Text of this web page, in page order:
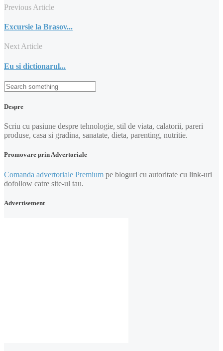
Previous Article
Excursie la Brasov...
Next Article
Eu si dictionarul...
Despre
Scriu cu pasiune despre tehnologie, stil de viata, calatorii, pareri
produse, casa si gradina, sanatate, dieta, parenting, nutritie.
Promovare prin Advertoriale
Comanda advertoriale Premium pe bloguri cu autoritate cu link-uri
dofollow catre site-ul tau.
Advertisement